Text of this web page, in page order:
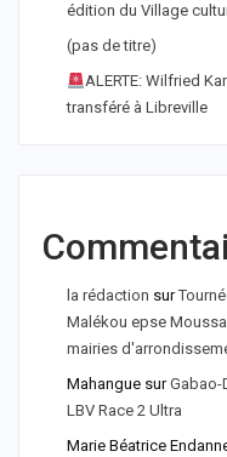
édition du Village
(pas de titre)
ALERTE: Wilfried
transféré à Libreville
la rédaction sur
Malékou epse
mairies
Mahangue surGabao-
LBV Race 2 Ultra
Marie Béatrice